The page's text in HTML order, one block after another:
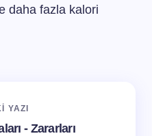
daha fazla kalori
YAZI
- Zararları